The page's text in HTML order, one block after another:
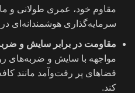
مقاوم خود، عمری طولانی و
سرمایه‌گذاری هوشمندانه‌ای
مقاومت در برابر سایش و
مواجهه با سایش و ضربه‌های
فضاهای پر رفت‌وآمد مانند
کند.